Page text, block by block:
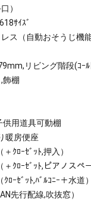
）
ｻｲｽﾞ
ス（自動おそうじ機
リビング階段(ｺｰﾙ
飾棚
供用道具可動棚
暖房便座
ｸﾛｰｾﾞｯﾄ,押入）
ｸﾛｰｾﾞｯﾄ,ピアノスペ
ﾛｰｾﾞｯﾄ,ﾊﾞﾙｺﾆｰ＋水道）
先行配線,吹抜窓）